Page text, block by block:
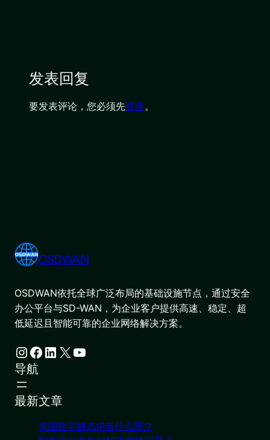
发表回复
要发表评论，您必须先登录。
OSDWAN
OSDWAN依托全球广泛布局的基础设施节点，通过安全
办公平台与SD-WAN，为企业客户提供高速、稳定、超
低延迟且智能可靠的企业网络解决方案。
Instagram Facebook LinkedIn X YouTube
导航
最新文章
美国住宅静态IP有什么用？